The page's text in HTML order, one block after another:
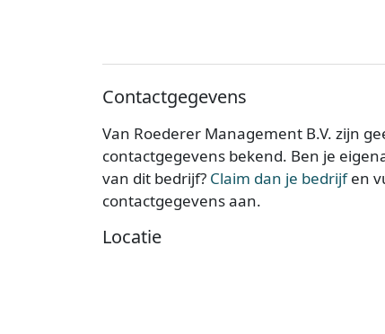
Contactgegevens
Van Roederer Management B.V. zijn
contactgegevens bekend. Ben je
van dit bedrijf? Claim dan je bedrijfen
contactgegevens aan.
Locatie